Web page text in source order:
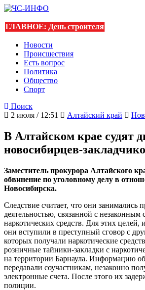
ГЛАВНОЕ: День строителя
Новости
Происшествия
Есть вопрос
Политика
Общество
Спорт
Поиск
2 июля / 12:51
Алтайский край
В Алтайском крае судят
новосибирцев-
Заместитель прокурора Алтайского
обвинение по уголовному делу в
Новосибирска.
Следствие считает, что они занимались
деятельностью, связанной с незаконным
наркотических средств. Для этих целей,
они вступили в преступный сговор с
которых получали наркотические
розничные тайники-закладки с
на территории Барнаула. Информацию
передавали соучастникам, незаконно
электронные счета. После этого их
полиции.